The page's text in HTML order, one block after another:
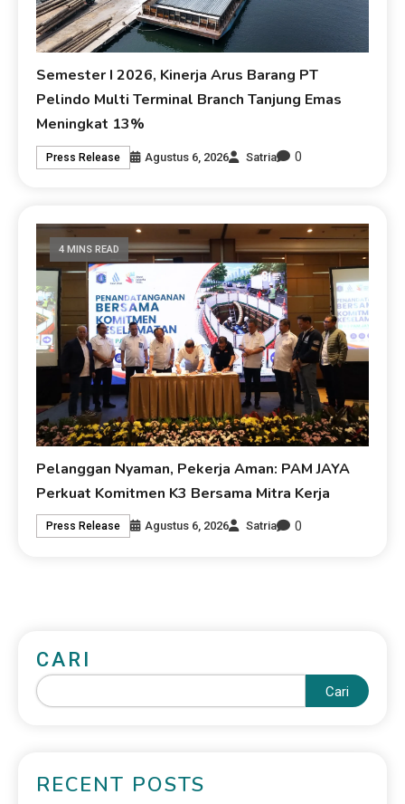
Semester I 2026, Kinerja Arus Barang PT
Pelindo Multi Terminal Branch Tanjung Emas
Meningkat 13%
Press Release Agustus 6, 2026 Satria 0
4 MINS READ
Pelanggan Nyaman, Pekerja Aman: PAM JAYA
Perkuat Komitmen K3 Bersama Mitra Kerja
Press Release Agustus 6, 2026 Satria 0
CARI
Cari
RECENT POSTS